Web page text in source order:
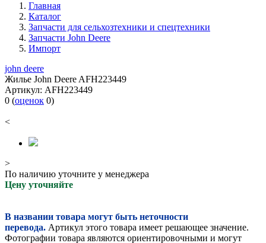
Главная
Каталог
Запчасти для сельхозтехники и спецтехники
Запчасти John Deere
Импорт
john deere
Жилье John Deere AFH223449
Артикул: AFH223449
0 (оценок 0)
<
>
По наличию уточните у менеджера
Цену уточняйте
В названии товара могут быть неточности
перевода. Артикул этого товара имеет решающее значение.
Фотографии товара являются ориентировочными и могут